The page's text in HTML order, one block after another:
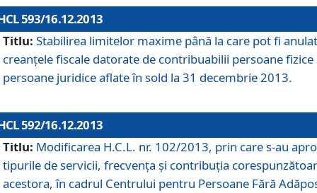
593/16.12.2013
Titlu: Stabilirea limitelor maxime până la care pot fi
creanţele fiscale datorate de contribuabilii persoane fizice
persoane juridice aflate în sold la 31 decembrie 2013.
592/16.12.2013
Titlu: Modificarea H.C.L. nr. 102/2013, prin care s-au
tipurile de servicii, frecvenţa şi contribuţia
acestora, în cadrul Centrului pentru Persoane Fără